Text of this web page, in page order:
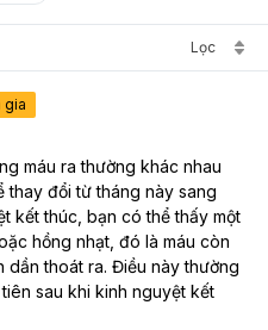
ạ
Lọc
gia
máu ra thường khác nhau
thay đổi từ tháng này sang
kết thúc, bạn có thể thấy một
hồng nhạt, đó là máu còn
dần thoát ra. Điều này thường
sau khi kinh nguyệt kết